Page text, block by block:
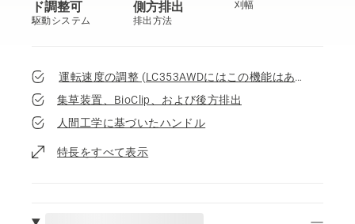
ド調整可
駆動システム
側方排出
排出方法
刈幅
運転速度の調整 (LC353AWDにはこの機能はありません）
集草装置、BioClip、および後方排出
人間工学に基づいたハンドル
特長をすべて表示